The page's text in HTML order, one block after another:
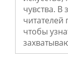
чувства.
читателей
чтобы